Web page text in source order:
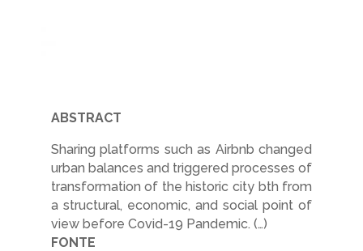
ABSTRACT
Sharing platforms such as Airbnb changed
urban balances and triggered processes of
transformation of the historic city bth from
a structural, economic, and social point of
view before Covid-19 Pandemic. (…)
FONTE